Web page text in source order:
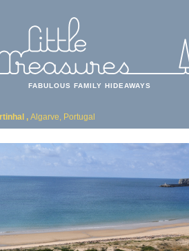
FABULOUS FAMILY HIDEAWAYS
, Algarve, Portugal